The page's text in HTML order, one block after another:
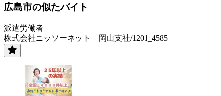
広島市の似たバイト
派遣労働者
株式会社ニッソーネット 岡山支社/1201_4585